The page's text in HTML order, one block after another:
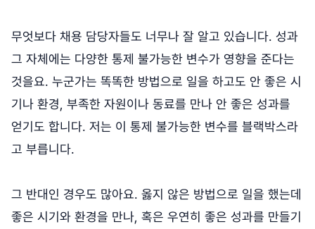
무엇보다 채용 담당자들도 너무나 잘 알고 있습니다. 성과
그 자체에는 다양한 통제 불가능한 변수가 영향을 준다는
것을요. 누군가는 똑똑한 방법으로 일을 하고도 안 좋은 시
기나 환경, 부족한 자원이나 동료를 만나 안 좋은 성과를
얻기도 합니다. 저는 이 통제 불가능한 변수를 블랙박스라
고 부릅니다.
그 반대인 경우도 많아요. 옳지 않은 방법으로 일을 했는데
좋은 시기와 환경을 만나, 혹은 우연히 좋은 성과를 만들기